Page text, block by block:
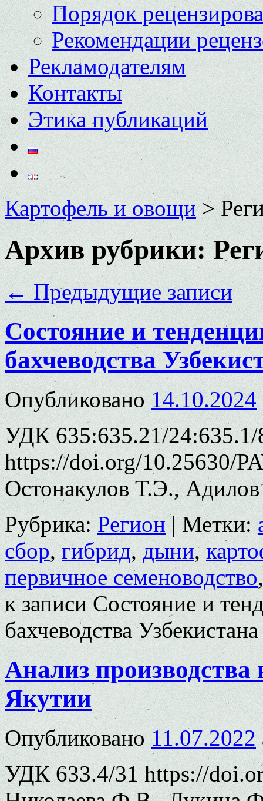
Порядок
Рекомендации
Рекламодателям
Контакты
Этика публикаций
Картофель и овощи>
Архив рубрики:
←Предыдущие записи
Состояние и
бахчеводства
Опубликовано 14.10.2024
УДК 635:635.21/24:635.1/
https://doi.org/10.25630/
Остонакулов Т.Э.,
Рубрика: Регион | Метки:
сбор,гибрид,дыни,
первичное семеноводство
к записи Состояние и
бахчеводства Узбекистана
Анализ
Якутии
Опубликовано 11.07.2022
УДК 633.4/31 https://